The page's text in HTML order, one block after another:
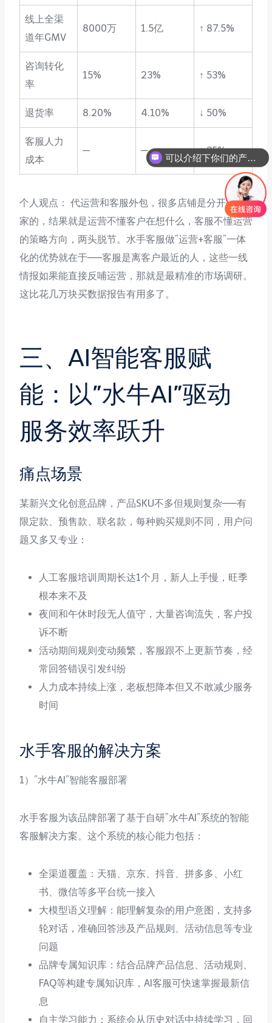
线上全渠
道年GMV
8000万 1.5亿 ↑ 87.5%
咨询转化
率
15% 23% ↑ 53%
退货率 8.20% 4.10% ↓ 50%
客服人力
成本
— — ↓ 35%
个人观点： 代运营和客服外包，很多店铺是分开找两
家的，结果就是运营不懂客户在想什么，客服不懂运营
的策略方向，两头脱节。水手客服做”运营+客服”一体
化的优势就在于——客服是离客户最近的人，这些一线
情报如果能直接反哺运营，那就是最精准的市场调研。
这比花几万块买数据报告有用多了。
三、AI智能客服赋
能：以”水牛AI”驱动
服务效率跃升
痛点场景
某新兴文化创意品牌，产品SKU不多但规则复杂——有
限定款、预售款、联名款，每种购买规则不同，用户问
题又多又专业：
人工客服培训周期长达1个月，新人上手慢，旺季
根本来不及
夜间和午休时段无人值守，大量咨询流失，客户投
诉不断
活动期间规则变动频繁，客服跟不上更新节奏，经
常回答错误引发纠纷
人力成本持续上涨，老板想降本但又不敢减少服务
时间
水手客服的解决方案
1）”水牛AI”智能客服部署
水手客服为该品牌部署了基于自研”水牛AI”系统的智能
客服解决方案。这个系统的核心能力包括：
全渠道覆盖：天猫、京东、抖音、拼多多、小红
书、微信等多平台统一接入
大模型语义理解：能理解复杂的用户意图，支持多
轮对话，准确回答涉及产品规则、活动信息等专业
问题
品牌专属知识库：结合品牌产品信息、活动规则、
FAQ等构建专属知识库，AI客服可快速掌握最新信
息
自主学习能力：系统会从历史对话中持续学习，回
可以介绍下你们的产品么